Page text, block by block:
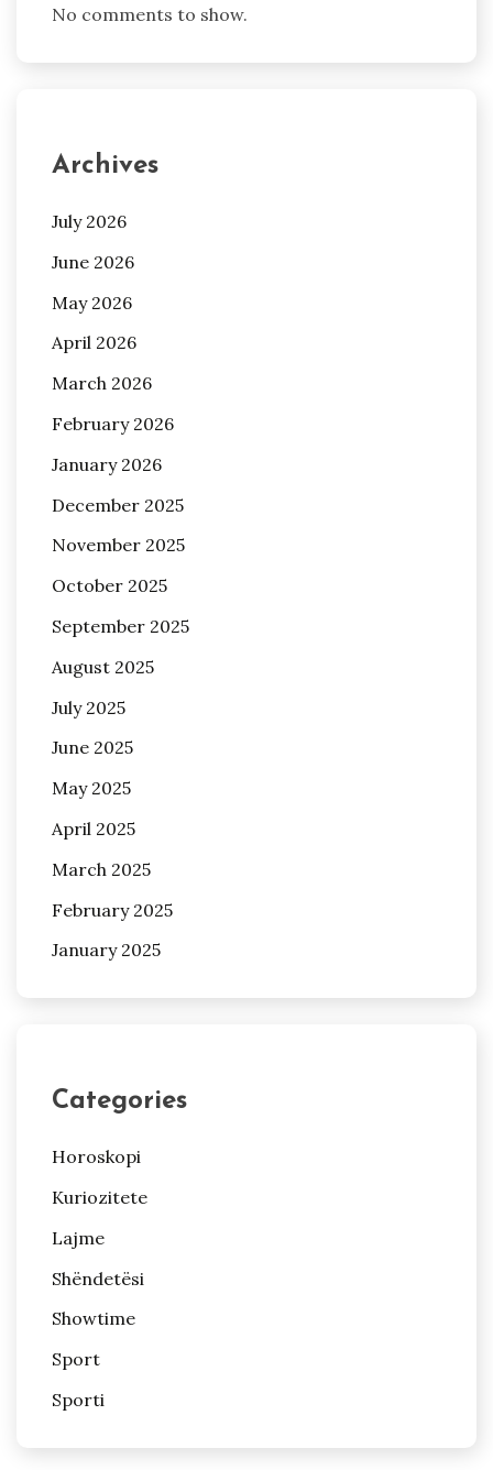
No comments to show.
Archives
July 2026
June 2026
May 2026
April 2026
March 2026
February 2026
January 2026
December 2025
November 2025
October 2025
September 2025
August 2025
July 2025
June 2025
May 2025
April 2025
March 2025
February 2025
January 2025
Categories
Horoskopi
Kuriozitete
Lajme
Shëndetësi
Showtime
Sport
Sporti